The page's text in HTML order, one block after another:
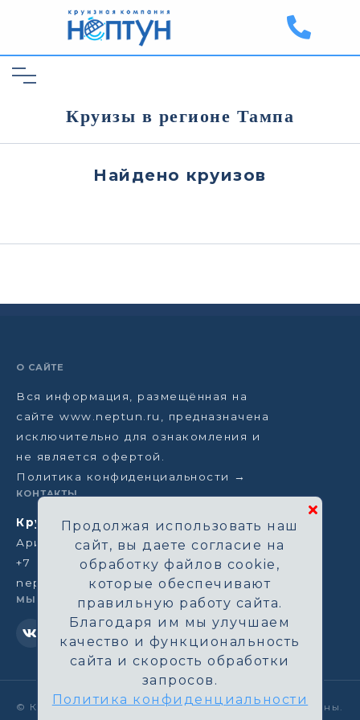
Круизы в регионе Тампа
Найдено круизов
О САЙТЕ
Вся информация, размещённая на
сайте www.neptun.ru, предназначена
исключительно для ознакомления и
не является офертой.
Политика конфиденциальности →
КОНТАКТЫ
Круизная компания Нептун
Аристарховский пер, 3/1, Москва
+7 (964) 583-14-96
neptun@aha.ru
МЫ В СЕТИ
© Круизная компания Нептун. Все права защищены.
Продолжая использовать наш
сайт, вы даете согласие на
обработку файлов cookie,
которые обеспечивают
правильную работу сайта.
Благодаря им мы улучшаем
качество и функциональность
сайта и скорость обработки
запросов.
Политика конфиденциальности